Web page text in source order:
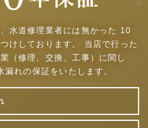
水道修理業者には無かった
10
けしております。
当店で行った
（修理、交換、工事）に関し
れの保証をいたします。